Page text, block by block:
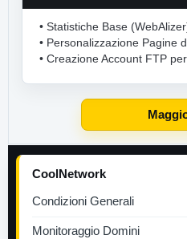
• Statistiche Base
• Personalizzazione Pagine
• Creazione Account FTP
CoolNetwork
Condizioni Generali
Monitoraggio Domini